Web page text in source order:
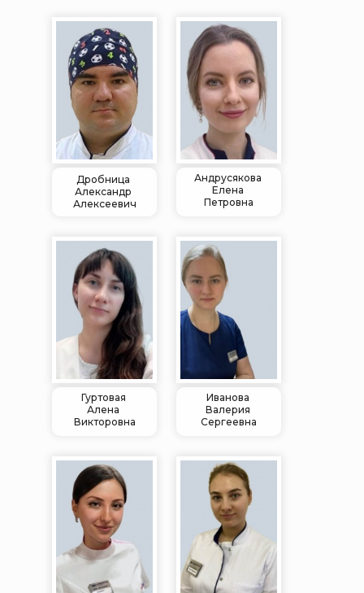
Дробница
Александр
Алексеевич
Андрусякова
Елена
Петровна
Гуртовая
Алена
Викторовна
Иванова
Валерия
Сергеевна